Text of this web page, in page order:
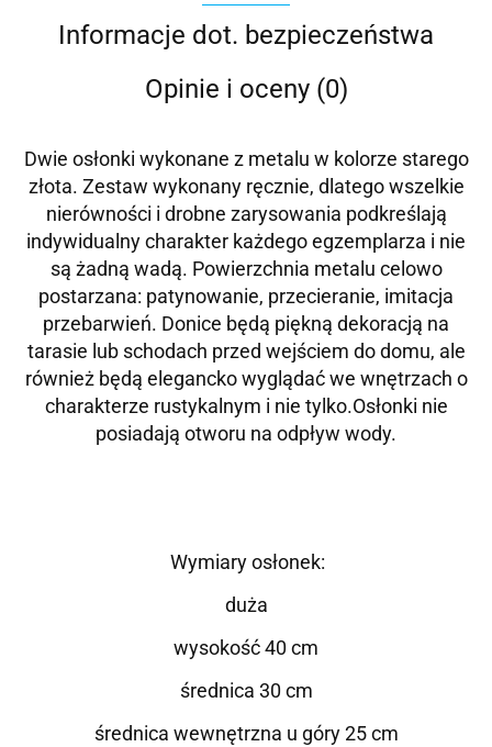
Informacje dot. bezpieczeństwa
Opinie i oceny (0)
Dwie osłonki wykonane z metalu w kolorze starego
złota. Zestaw wykonany ręcznie, dlatego wszelkie
nierówności i drobne zarysowania podkreślają
indywidualny charakter każdego egzemplarza i nie
są żadną wadą. Powierzchnia metalu celowo
postarzana: patynowanie, przecieranie, imitacja
przebarwień. Donice będą piękną dekoracją na
tarasie lub schodach przed wejściem do domu, ale
również będą elegancko wyglądać we wnętrzach o
charakterze rustykalnym i nie tylko.Osłonki nie
posiadają otworu na odpływ wody.
Wymiary osłonek:
duża
wysokość 40 cm
średnica 30 cm
średnica wewnętrzna u góry 25 cm